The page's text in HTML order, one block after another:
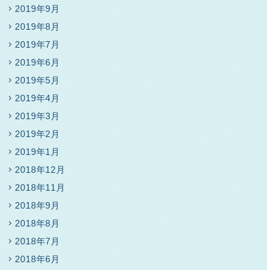
2019年9月
2019年8月
2019年7月
2019年6月
2019年5月
2019年4月
2019年3月
2019年2月
2019年1月
2018年12月
2018年11月
2018年9月
2018年8月
2018年7月
2018年6月